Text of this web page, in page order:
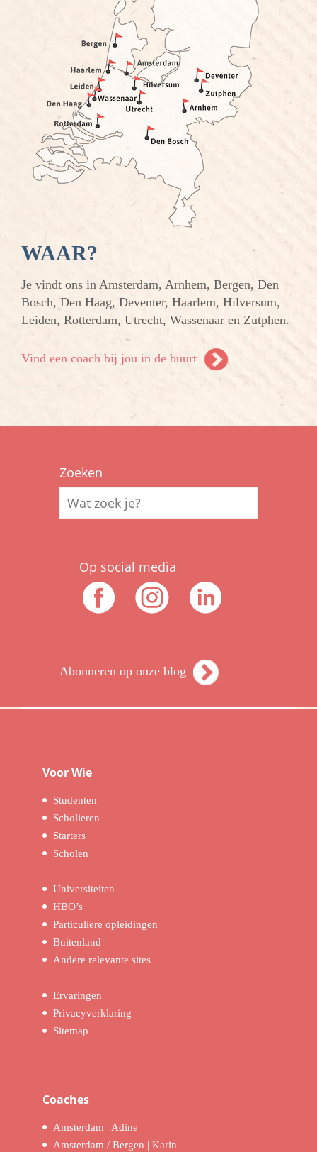
WAAR?
Je vindt ons in Amsterdam, Arnhem, Bergen, Den
Bosch, Den Haag, Deventer, Haarlem, Hilversum,
Leiden, Rotterdam, Utrecht, Wassenaar en Zutphen.
Vind een coach bij jou in de buurt
Zoeken
Op social media
Abonneren op onze blog
Voor Wie
Studenten
Scholieren
Starters
Scholen
Universiteiten
HBO’s
Particuliere opleidingen
Buitenland
Andere relevante sites
Ervaringen
Privacyverklaring
Sitemap
Coaches
Amsterdam | Adine
Amsterdam / Bergen | Karin